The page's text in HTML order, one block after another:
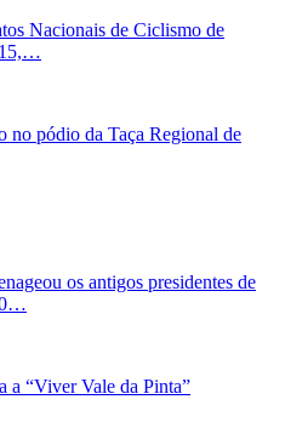
Nacionais de Ciclismo de
15,…
no pódio da Taça Regional de
os antigos presidentes de
a “Viver Vale da Pinta”